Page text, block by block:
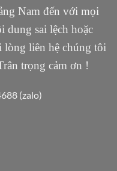
Nam đến với mọi
dung sai lệch hoặc
liên hệ chúng tôi
trọng cảm ơn !
(zalo)